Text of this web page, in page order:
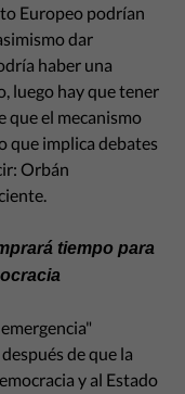
Europeo podrían
dar
haber una
luego hay que tener
que el mecanismo
que implica debates
Orbán
tiempo para
de que la
y al Estado